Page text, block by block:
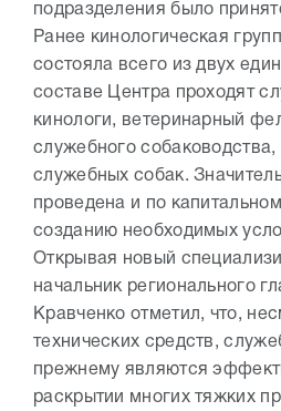
подразделения было
Ранее кинологическая
состояла всего из двух
составе Центра проходят
кинологи, ветеринарный
служебного собаководства,
служебных собак.
проведена и по
созданию необходимых
Открывая новый
начальник регионального
Кравченко отметил, что,
технических средств,
прежнему являются
раскрытии многих тяжких